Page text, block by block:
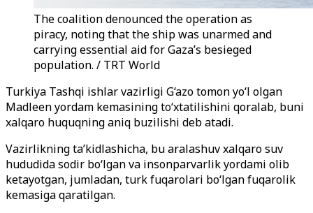
The coalition denounced the operation as
piracy, noting that the ship was unarmed and
carrying essential aid for Gaza’s besieged
population. / TRT World
Turkiya Tashqi ishlar vazirligi G‘azo tomon yo‘l olgan
Madleen yordam kemasining to‘xtatilishini qoralab, buni
xalqaro huquqning aniq buzilishi deb atadi.
Vazirlikning ta’kidlashicha, bu aralashuv xalqaro suv
hududida sodir bo‘lgan va insonparvarlik yordami olib
ketayotgan, jumladan, turk fuqarolari bo‘lgan fuqarolik
kemasiga qaratilgan.